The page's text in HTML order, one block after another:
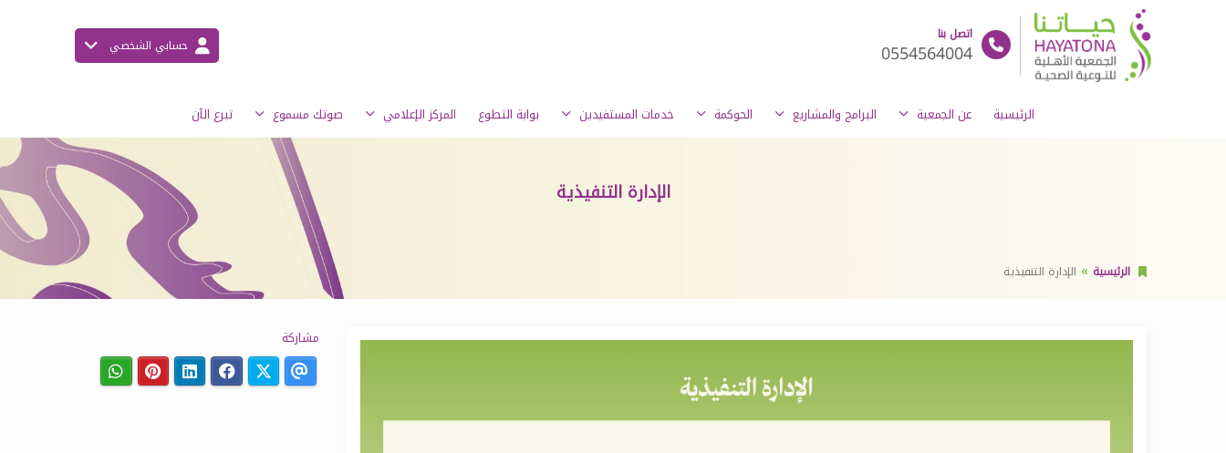
اتصل بنا
0554564004 حسابي الشخصي
الرئيسية عن الجمعية البرامج والمشاريع الحوكمة خدمات المستفيدين بوابة التطوع المركز الإعلامي صوتك مسموع تبرع الآن
الإدارة التنفيذية
الرئيسية الإدارة التنفيذية
مشاركة